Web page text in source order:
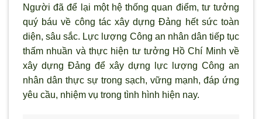
Người đã để lại một hệ thống quan điểm, tư tưởng
quý báu về công tác xây dựng Đảng hết sức toàn
diện, sâu sắc. Lực l ượng Công an nhân dân tiếp tục
thấm nhuần và thực hiện tư tưởng Hồ Chí Minh về
xây dựng Đảng để xây dựng lực lượng Công an
nhân dân thực sự trong sạch, vững mạnh, đáp ứng
yêu cầu, nhiệm vụ trong tình hình hiện nay.